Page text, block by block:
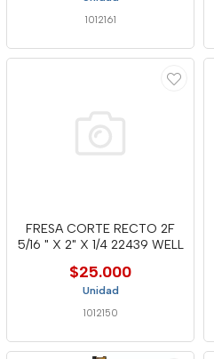
1012161
FRESA CORTE RECTO 2F
5/16 " X 2" X 1/4 22439 WELL
$25.000
Unidad
1012150